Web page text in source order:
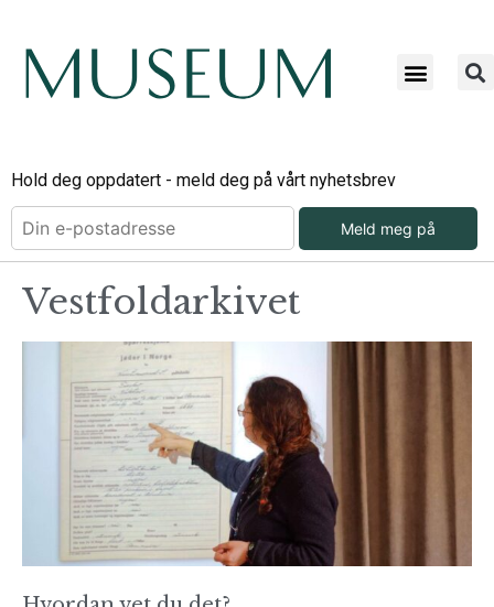
Hold deg oppdatert - meld deg på vårt nyhetsbrev
Meld meg på
Vestfoldarkivet